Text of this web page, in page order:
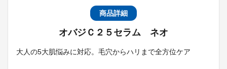
商品詳細
オバジＣ２５セラム ネオ
大人の5大肌悩みに対応。毛穴からハリまで全方位ケア